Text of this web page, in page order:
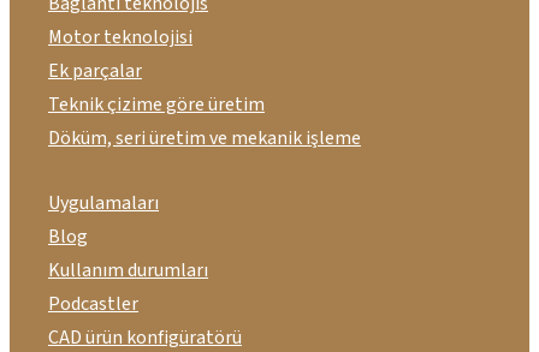
Motor teknolojisi
Ek parçalar
Teknik çizime göre üretim
Döküm, seri üretim ve mekanik işleme
Uygulamaları
Blog
Kullanım durumları
Podcastler
CAD ürün konfigüratörü